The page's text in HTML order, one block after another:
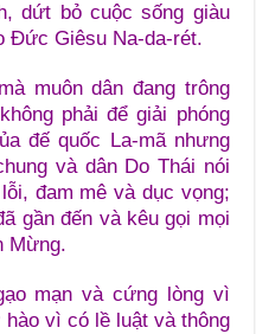
dứt bỏ cuộc sống giàu
Đức Giêsu Na-da-rét.
muôn dân đang trông
phải để giải phóng
đế quốc La-mã nhưng
và dân Do Thái nói
đam mê và dục vọng;
gần đến và kêu gọi mọi
Mừng.
mạn và cứng lòng vì
vì có lề luật và thông